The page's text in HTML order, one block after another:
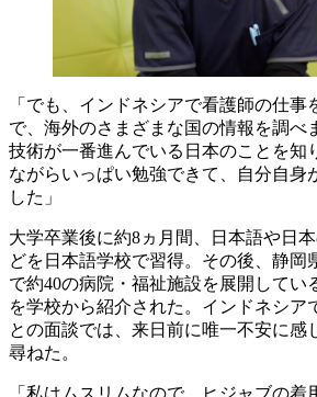
「でも、インドネシアで看護師の仕事
で、海外のさまざまな国の情報を調べ
技術が一番進んでいる日本のことを知
ながらいっぱい勉強できて、自分自身
した」
大学卒業後に約8ヵ月間、日本語や日
どを日本語学校で習得。その後、静岡
で約40の病院・福祉施設を展開してい
を学校から紹介された。インドネシア
との面談では、来日前に唯一不安に感
尋ねた。